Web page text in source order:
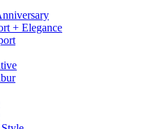
+ Elegance